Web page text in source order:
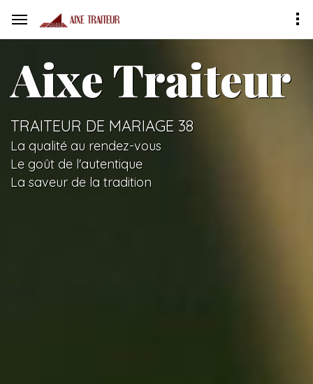
Aixe Traiteur
TRAITEUR DE MARIAGE 38
La qualité au rendez-vous
Le goût de l'autentique
La saveur de la tradition